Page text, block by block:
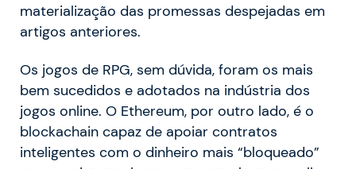
materialização das promessas despejadas em
artigos anteriores.
Os jogos de RPG, sem dúvida, foram os mais
bem sucedidos e adotados na indústria dos
jogos online. O Ethereum, por outro lado, é o
blockachain capaz de apoiar contratos
inteligentes com o dinheiro mais “bloqueado”